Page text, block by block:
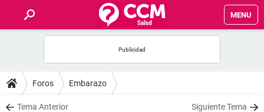
MENU
FOROS
SALUD
Foros Embarazo
Tema Anterior Siguiente Tema